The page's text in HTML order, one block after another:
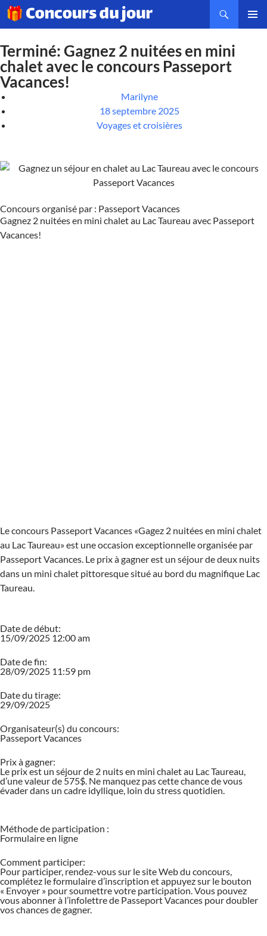
Terminé: Gagnez 2 nuitées en mini
chalet avec le concours Passeport
Vacances!
Marilyne
18 septembre 2025
Voyages et croisières
Concours organisé par : Passeport Vacances
Gagnez 2 nuitées en mini chalet au Lac Taureau avec Passeport
Vacances!
Le concours Passeport Vacances «Gagez 2 nuitées en mini chalet
au Lac Taureau» est une occasion exceptionnelle organisée par
Passeport Vacances. Le prix à gagner est un séjour de deux nuits
dans un mini chalet pittoresque situé au bord du magnifique Lac
Taureau.
Date de début:
15/09/2025 12:00 am
Date de fin:
28/09/2025 11:59 pm
Date du tirage:
29/09/2025
Organisateur(s) du concours:
Passeport Vacances
Prix à gagner:
Le prix est un séjour de 2 nuits en mini chalet au Lac Taureau,
d’une valeur de 575$. Ne manquez pas cette chance de vous
évader dans un cadre idyllique, loin du stress quotidien.
Méthode de participation :
Formulaire en ligne
Comment participer:
Pour participer, rendez-vous sur le site Web du concours,
complétez le formulaire d’inscription et appuyez sur le bouton
« Envoyer » pour soumettre votre participation. Vous pouvez
vous abonner à l’infolettre de Passeport Vacances pour doubler
vos chances de gagner.